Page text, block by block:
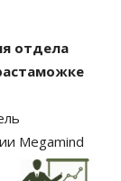
отдела
Megamind